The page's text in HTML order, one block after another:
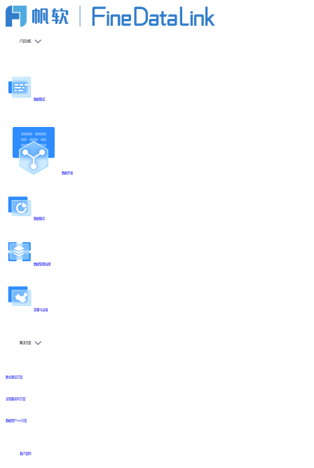
产品功能
数据集成
数据开发
数据服务
数据管理治理
部署与运维
解决方案
数仓建设方案
全链路实时方案
数据资产API方案
客户案例